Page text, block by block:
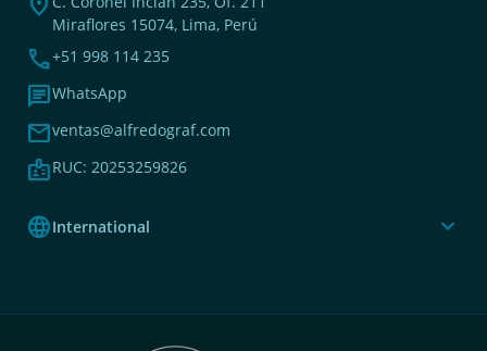
Miraflores 15074, Lima, Perú
phone+51 998 114 235
chatWhatsApp
mailventas@alfredograf.com
badgeRUC: 20253259826
languageInternational expand_more